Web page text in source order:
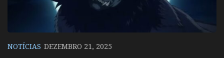
NOTÍCIAS DEZEMBRO 21, 2025